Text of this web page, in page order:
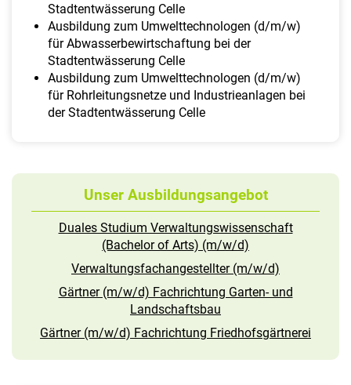
Stadtentwässerung Celle
Ausbildung zum Umwelttechnologen (d/m/w)
für Abwasserbewirtschaftung bei der
Stadtentwässerung Celle
Ausbildung zum Umwelttechnologen (d/m/w)
für Rohrleitungsnetze und Industrieanlagen bei
der Stadtentwässerung Celle
Unser Ausbildungsangebot
Duales Studium Verwaltungswissenschaft
(Bachelor of Arts) (m/w/d)
Verwaltungsfachangestellter (m/w/d)
Gärtner (m/w/d) Fachrichtung Garten- und
Landschaftsbau
Gärtner (m/w/d) Fachrichtung Friedhofsgärtnerei